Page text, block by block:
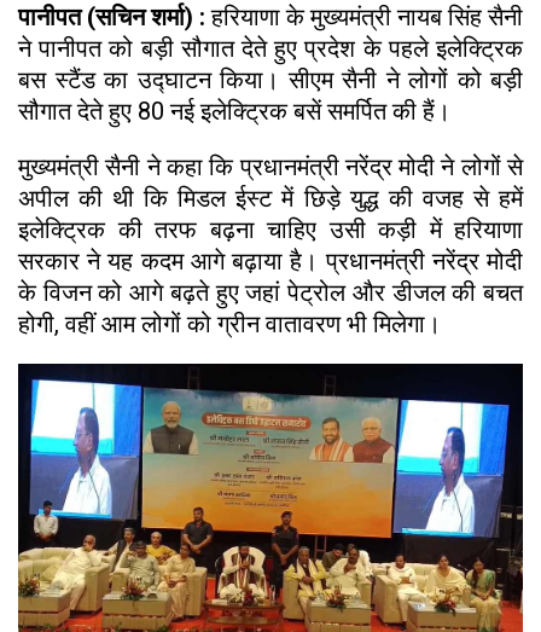
पानीपत (सचिन शर्मा) :हरियाणा के मुख्यमंत्री नायब सिंह सैनी
ने पानीपत को बड़ी सौगात देते हुए प्रदेश के पहले इलेक्ट्रिक
बस स्टैंड का उद्घाटन किया। सीएम सैनी ने लोगों को बड़ी
सौगात देते हुए 80 नई इलेक्ट्रिक बसें समर्पित की हैं।
मुख्यमंत्री सैनी ने कहा कि प्रधानमंत्री नरेंद्र मोदी ने लोगों से
अपील की थी कि मिडल ईस्ट में छिड़े युद्ध की वजह से हमें
इलेक्ट्रिक की तरफ बढ़ना चाहिए उसी कड़ी में हरियाणा
सरकार ने यह कदम आगे बढ़ाया है। प्रधानमंत्री नरेंद्र मोदी
के विजन को आगे बढ़ते हुए जहां पेट्रोल और डीजल की बचत
होगी, वहीं आम लोगों को ग्रीन वातावरण भी मिलेगा।